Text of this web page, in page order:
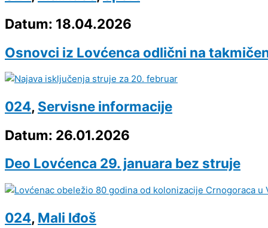
Datum: 18.04.2026
Osnovci iz Lovćenca odlični na
024, Servisne informacije
Datum: 26.01.2026
Deo Lovćenca 29. januara bez struje
024, Mali Iđoš